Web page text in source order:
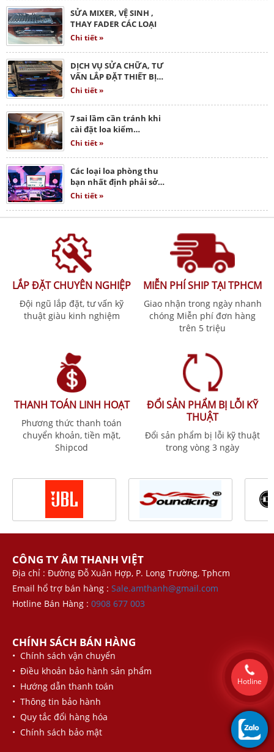
SỬA MIXER, VỆ SINH ,
THAY FADER CÁC LOẠI
Chi tiết »
DỊCH VỤ SỬA CHỮA, TƯ
VẤN LẮP ĐẶT THIẾT BỊ…
Chi tiết »
7 sai lầm cần tránh khi
cài đặt loa kiểm…
Chi tiết »
Các loại loa phòng thu
bạn nhất định phải sở…
Chi tiết »
LẮP ĐẶT CHUYÊN NGHIỆP
Đội ngũ lắp đặt, tư vấn kỹ
thuật giàu kinh nghiệm
MIỄN PHÍ SHIP TẠI TPHCM
Giao nhận trong ngày nhanh
chóng Miễn phí đơn hàng
trên 5 triệu
THANH TOÁN LINH HOẠT
Phương thức thanh toán
chuyển khoản, tiền mặt,
Shipcod
ĐỔI SẢN PHẨM BỊ LỖI KỸ
THUẬT
Đổi sản phẩm bị lỗi kỹ thuật
trong vòng 3 ngày
CÔNG TY ÂM THANH VIỆT
Địa chỉ : Đường Đỗ Xuân Hợp, P. Long Trường, Tphcm
Email hổ trợ bán hàng : Sale.amthanh@gmail.com
Hotline Bán Hàng : 0908 677 003
CHÍNH SÁCH BÁN HÀNG
• Chính sách vận chuyển
• Điều khoản bảo hành sản phẩm
• Hướng dẫn thanh toán
• Thông tin bảo hành
• Quy tắc đổi hàng hóa
• Chính sách bảo mật
Hotline